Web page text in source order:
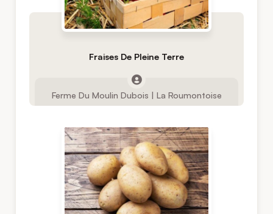
Fraises De Pleine Terre
Ferme Du Moulin Dubois | La Roumontoise